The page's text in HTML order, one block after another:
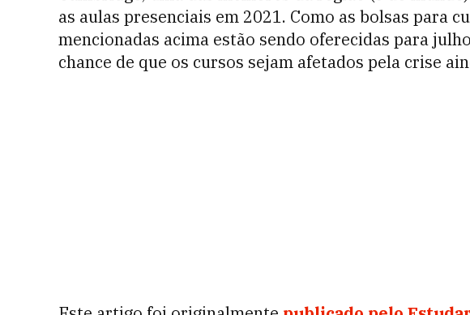
as aulas presenciais em 2021. Como as bolsas para
mencionadas acima estão sendo oferecidas para
chance de que os cursos sejam afetados pela crise